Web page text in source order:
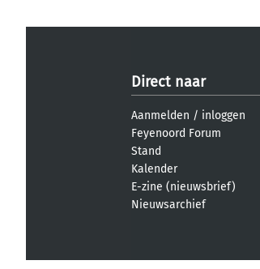
Direct naar
Aanmelden / inloggen
Feyenoord Forum
Stand
Kalender
E-zine (nieuwsbrief)
Nieuwsarchief